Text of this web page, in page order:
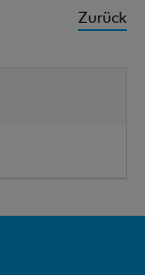
Zurück